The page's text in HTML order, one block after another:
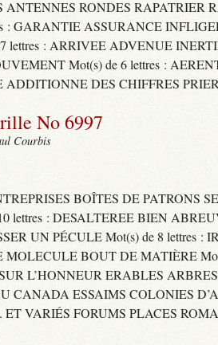
ANTENNES RONDES RAPATRIER
: GARANTIE ASSURANCE
lettres : ARRIVEE ADVENUE
Mot(s) de 6 lettres :
ADDITIONNE DES CHIFFRES
No 6997
Courbis
BOÎTES DE PATRONS
lettres : DESALTEREE BIEN
UN PÉCULE Mot(s) de 8 lettres :
MOLECULE BOUT DE MATIÈRE
L’HONNEUR ERABLES ARBRES
CANADA ESSAIMS COLONIES
ET VARIÉS FORUMS PLACES